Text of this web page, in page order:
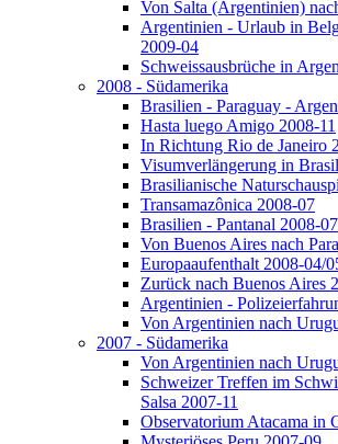
Von Salta (Argentinien)
Argentinien - Urlaub in
2009-04
Schweissausbrüche in
2008 - Südamerika
Brasilien - Paraguay -
Hasta luego Amigo 2008-11
In Richtung Rio de Janeiro
Visumverlängerung in
Brasilianische
Transamazônica 2008-07
Brasilien - Pantanal 2008-07
Von Buenos Aires nach
Europaaufenthalt 2008-04/
Zurück nach Buenos Aires
Argentinien -
Von Argentinien nach
2007 - Südamerika
Von Argentinien nach
Schweizer Treffen im
Salsa 2007-11
Observatorium Atacama in